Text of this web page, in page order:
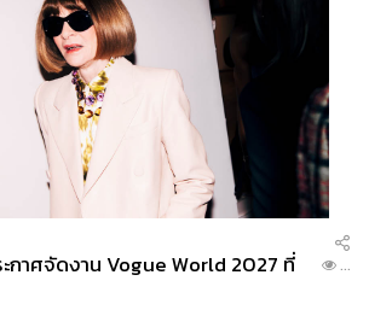
กาศจัดงาน Vogue World 2027 ที่
...